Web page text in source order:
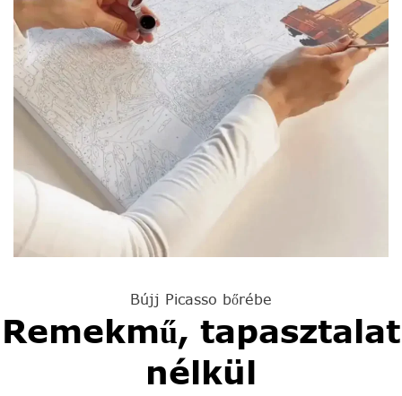
Bújj Picasso bőrébe
Remekmű, tapasztalat
nélkül